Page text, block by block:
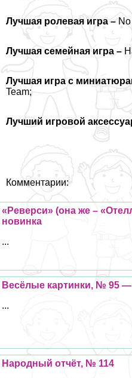
Лучшая ролевая игра –
Лучшая семейная игра –
Лучшая игра с
Team;
Лучший игровой
Комментарии:
«Реверси» (она же –
новинка
...
Весёлые картинки, № 95
...
Народный отчёт, № 114